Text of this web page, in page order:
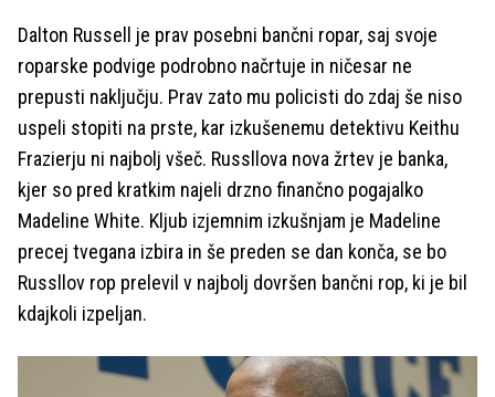
Dalton Russell je prav posebni bančni ropar, saj svoje
roparske podvige podrobno načrtuje in ničesar ne
prepusti naključju. Prav zato mu policisti do zdaj še niso
uspeli stopiti na prste, kar izkušenemu detektivu Keithu
Frazierju ni najbolj všeč. Russllova nova žrtev je banka,
kjer so pred kratkim najeli drzno finančno pogajalko
Madeline White. Kljub izjemnim izkušnjam je Madeline
precej tvegana izbira in še preden se dan konča, se bo
Russllov rop prelevil v najbolj dovršen bančni rop, ki je bil
kdajkoli izpeljan.